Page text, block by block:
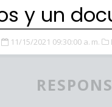
y un
11/15/2021 09:30:00 a. m.